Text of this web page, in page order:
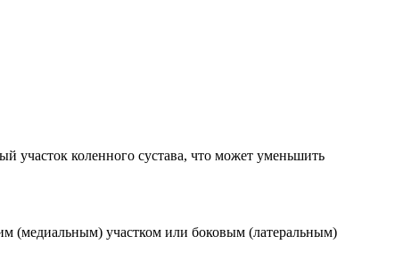
участок коленного сустава, что может уменьшить
(медиальным) участком или боковым (латеральным)